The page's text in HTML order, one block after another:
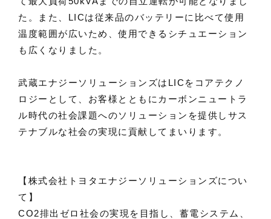
た。また、LICは従来品のバッテリーに比べて使用
温度範囲が広いため、使用できるシチュエーション
も広くなりました。
武蔵エナジーソリューションズはLICをコアテクノ
ロジーとして、お客様とともにカーボンニュートラ
ル時代の社会課題へのソリューションを提供しサス
テナブルな社会の実現に貢献してまいります。
【株式会社トヨタエナジーソリューションズについ
て】
CO2排出ゼロ社会の実現を目指し、蓄電システム、